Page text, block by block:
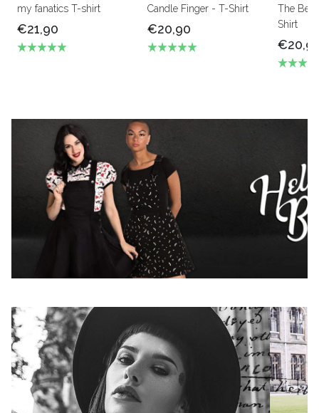
my fanatics T-shirt
€21,90
Candle Finger - T-Shirt
€20,90
The
Shirt